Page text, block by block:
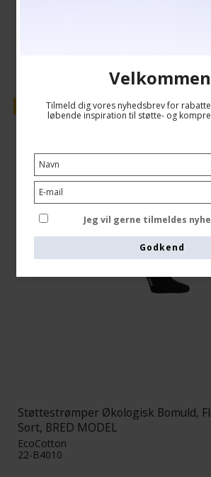
Tilbud
Støttestrømper Økologisk Bomuld,
Sort, BRED MODEL
EcoCotton
22-B4010
Tilmeld dig vores nyhedsbrev for
løbende inspiration til støtte- og
Jeg vil gerne tilmeldes
Godkend